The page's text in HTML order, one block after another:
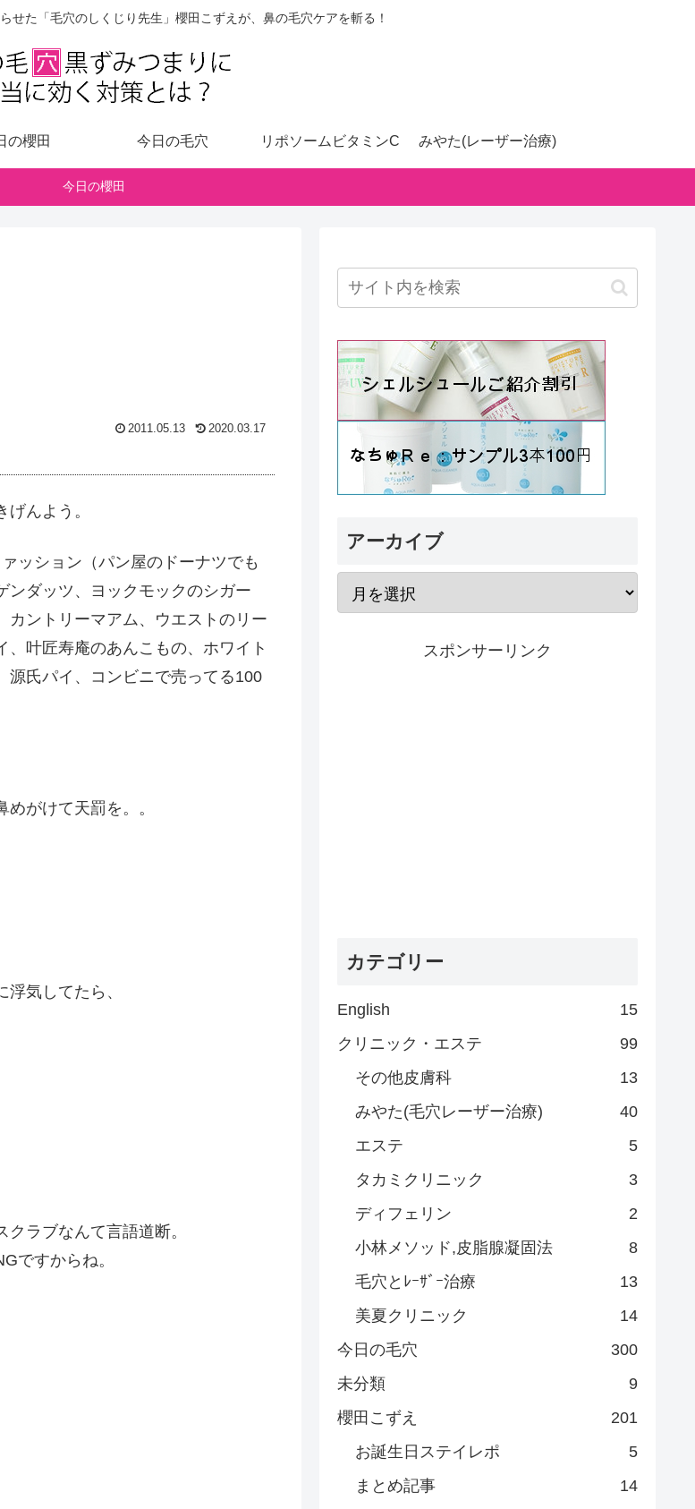
せた「毛穴のしくじり先生」櫻田こずえが、鼻の毛穴ケアを斬る！
の櫻田 今日の毛穴 リポソームビタミンC みやた(レーザー治療)
今日の櫻田
2011.05.13 2020.03.17
んよう。
ッション（パン屋のドーナツでも
ンダッツ、ヨックモックのシガー
カントリーマアム、ウエストのリー
叶匠寿庵のあんこもの、ホワイト
源氏パイ、コンビニで売ってる100
がけて天罰を。。
気してたら、
ラブなんて言語道断。
ですからね。
アーカイブ
スポンサーリンク
カテゴリー
English
15
クリニック・エステ
99
その他皮膚科
13
みやた(毛穴レーザー治療)
40
エステ
5
タカミクリニック
3
ディフェリン
2
小林メソッド,皮脂腺凝固法
8
毛穴とﾚｰｻﾞｰ治療
13
美夏クリニック
14
今日の毛穴
300
未分類
9
櫻田こずえ
201
お誕生日ステイレポ
5
まとめ記事
14